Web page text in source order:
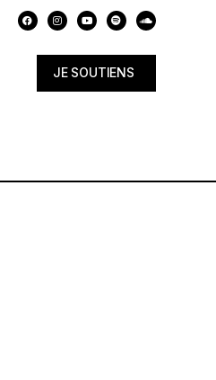
JE SOUTIENS